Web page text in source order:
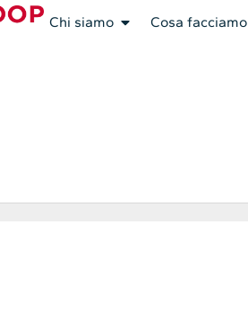
Chi siamo Cosa facciamo